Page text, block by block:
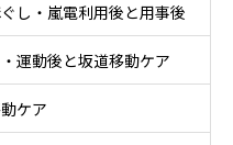
し・嵐電利用後と用事後
運動後と坂道移動ケア
ケア